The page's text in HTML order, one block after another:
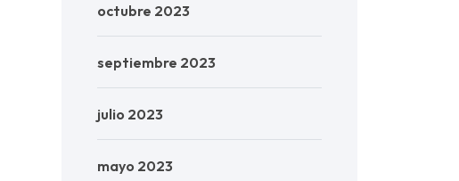
octubre 2023
septiembre 2023
julio 2023
mayo 2023